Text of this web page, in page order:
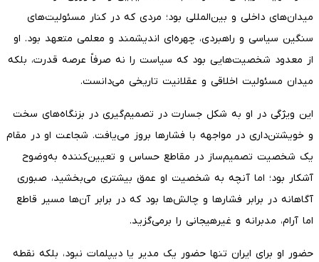
میدان‌های داخلی و بین‌المللی بود؛ مردی که در کنار مسئولیت‌های
سنگین سیاسی و راهبردی، چهره‌ای اندیشمند و معلمی متعهد بود. او
از معدود شخصیت‌هایی بود که سیاست را نه صرفاً عرصه قدرت، بلکه
میدان مسئولیت اخلاقی و عقلانیت تاریخی می‌دانست.
این ویژگی در او به شکل جسارت در تصمیم‌گیری در بزنگاه‌های سخت
و خویشتن‌داری در مواجهه با فشارها بروز می‌یافت. شجاعت او در مقام
یک شخصیت تصمیم‌ساز در مقاطع حساس و تعیین‌کننده به‌وضوح
آشکار بود؛ اما آنچه به شخصیت او عمق بیشتری می‌بخشید، صبوری
آگاهانه در برابر فشارها و چالش‌ها بود که در برابر آن‌ها مسیر قاطع
اما آرام، مدبرانه و غیرهیجانی را برمی‌گزید.
حضور او برای ایران تنها حضور یک مدیر یا دیپلمات نبود، بلکه نقطه